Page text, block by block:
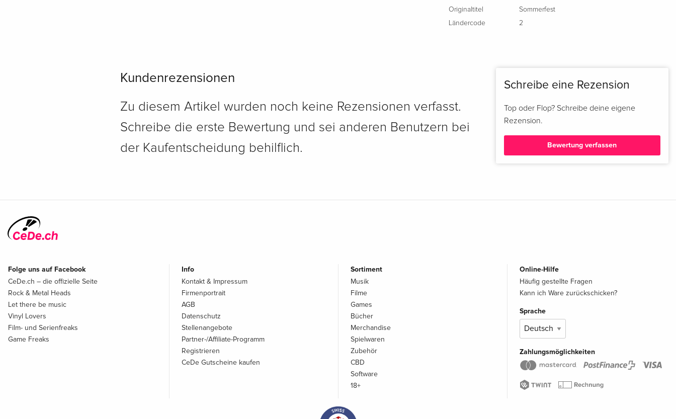
Originaltitel
Sommerfest
Ländercode
2
Kundenrezensionen
Zu diesem Artikel wurden noch keine Rezensionen verfasst.
Schreibe die erste Bewertung und sei anderen Benutzern bei
der Kaufentscheidung behilflich.
Schreibe eine Rezension
Top oder Flop? Schreibe deine eigene
Rezension.
Bewertung verfassen
Folge uns auf Facebook
CeDe.ch – die offizielle Seite
Rock & Metal Heads
Let there be music
Vinyl Lovers
Film- und Serienfreaks
Game Freaks
Info
Kontakt & Impressum
Firmenportrait
AGB
Datenschutz
Stellenangebote
Partner-/Affiliate-Programm
Registrieren
CeDe Gutscheine kaufen
Sortiment
Musik
Filme
Games
Bücher
Merchandise
Spielwaren
Zubehör
CBD
Software
18+
Online-Hilfe
Häufig gestellte Fragen
Kann ich Ware zurückschicken?
Sprache
Zahlungsmöglichkeiten